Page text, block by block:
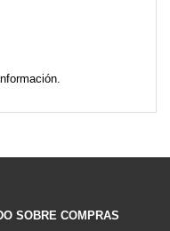
SOBRE COMPRAS